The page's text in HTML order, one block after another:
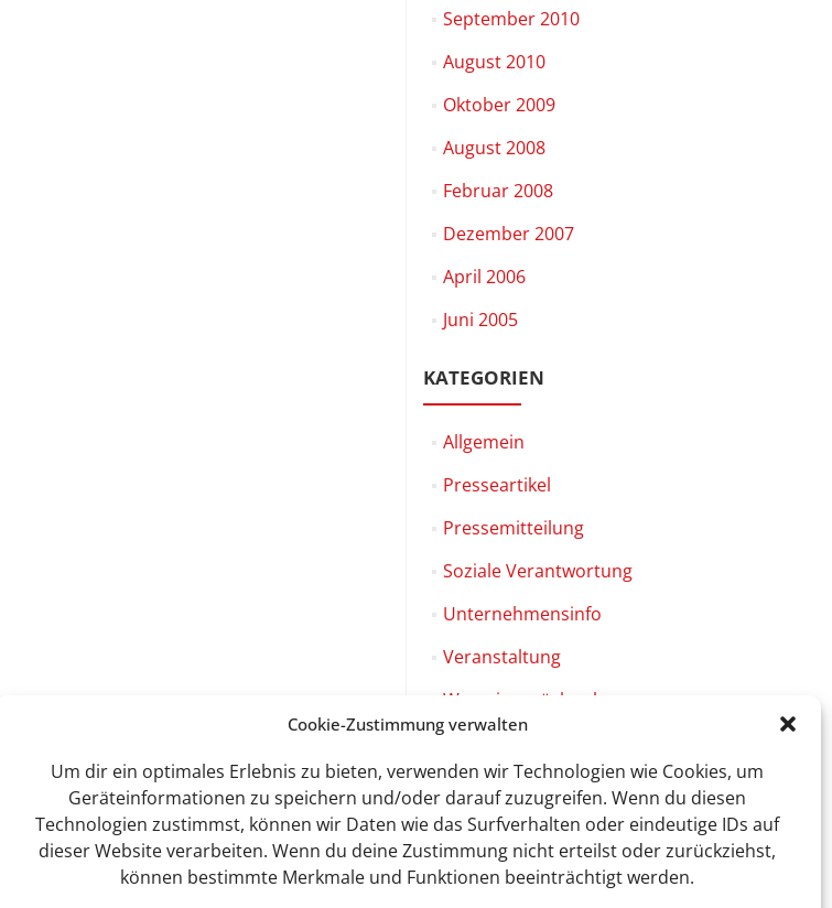
Cookie-Zustimmung verwalten
Um dir ein optimales Erlebnis zu bieten, verwenden wir Technologien wie Cookies, um
Geräteinformationen zu speichern und/oder darauf zuzugreifen. Wenn du diesen
Technologien zustimmst, können wir Daten wie das Surfverhalten oder eindeutige IDs auf
dieser Website verarbeiten. Wenn du deine Zustimmung nicht erteilst oder zurückziehst,
können bestimmte Merkmale und Funktionen beeinträchtigt werden.
September 2010
August 2010
Oktober 2009
August 2008
Februar 2008
Dezember 2007
April 2006
Juni 2005
KATEGORIEN
Allgemein
Presseartikel
Pressemitteilung
Soziale Verantwortung
Unternehmensinfo
Veranstaltung
Was wir zurück geben
+49(0) 3 88 47 / 342 - 0
Facebook-
Link
© 2026 by Sweet Tec GmbH